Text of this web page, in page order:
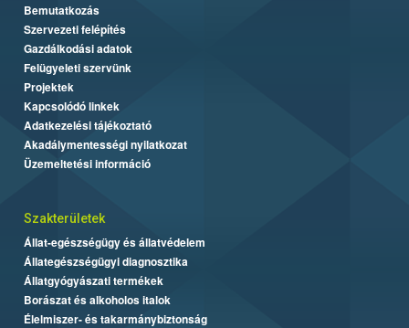
Bemutatkozás
Szervezeti felépítés
Gazdálkodási adatok
Felügyeleti szervünk
Projektek
Kapcsolódó linkek
Adatkezelési tájékoztató
Akadálymentességi nyilatkozat
Üzemeltetési információ
Szakterületek
Állat-egészségügy és állatvédelem
Állategészségügyi diagnosztika
Állatgyógyászati termékek
Borászat és alkoholos italok
Élelmiszer- és takarmánybiztonság